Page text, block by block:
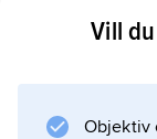
Vill
Objektiv